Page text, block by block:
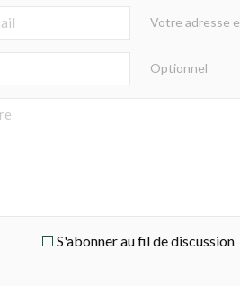
Votre adresse
Optionnel
S'abonner au fil de discussion